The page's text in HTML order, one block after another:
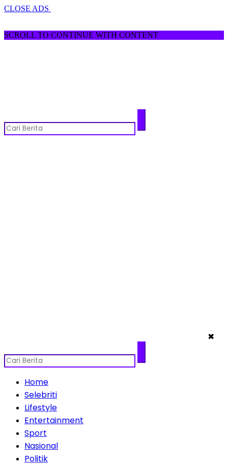
CLOSE ADS
SCROLL TO CONTINUE WITH CONTENT
✖
Home
Selebriti
Lifestyle
Entertainment
Sport
Nasional
Politik